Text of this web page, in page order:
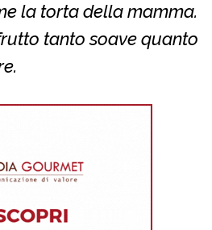
la torta della mamma.
tanto soave quanto